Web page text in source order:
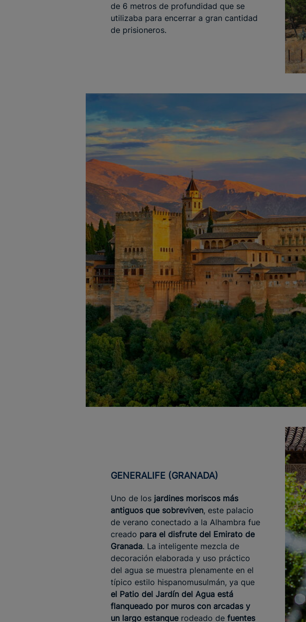
de 6 metros de profundidad que se
utilizaba para encerrar a gran cantidad
de prisioneros.
GENERALIFE (GRANADA)
Uno de los jardines moriscos más
antiguos que sobreviven, este palacio
de verano conectado a la Alhambra fue
creado para el disfrute del Emirato de
Granada. La inteligente mezcla de
decoración elaborada y uso práctico
del agua se muestra plenamente en el
típico estilo hispanomusulmán, ya que
el Patio del Jardín del Agua está
flanqueado por muros con arcadas y
un largo estanque rodeado de fuentes